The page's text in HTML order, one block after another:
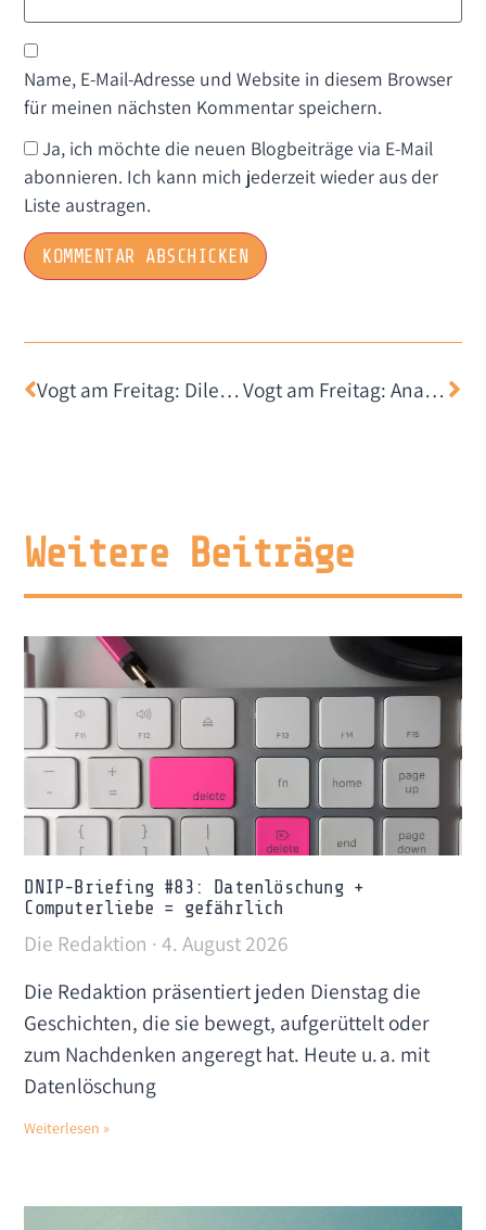
Name, E-Mail-Adresse und Website in diesem Browser
für meinen nächsten Kommentar speichern.
Ja, ich möchte die neuen Blogbeiträge via E-Mail
abonnieren. Ich kann mich jederzeit wieder aus der
Liste austragen.
Vogt am Freitag: Dilemma Vogt am Freitag: Analog
Weitere Beiträge
DNIP-Briefing #83: Datenlöschung +
Computerliebe = gefährlich
Die Redaktion 4. August 2026
Die Redaktion präsentiert jeden Dienstag die
Geschichten, die sie bewegt, aufgerüttelt oder
zum Nachdenken angeregt hat. Heute u. a. mit
Datenlöschung
Weiterlesen »